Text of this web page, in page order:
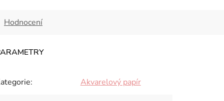
Hodnocení
: Akvarelový papír